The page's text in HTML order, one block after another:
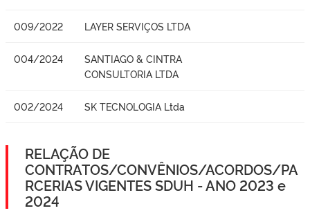
009/2022 LAYER SERVIÇOS LTDA
004/2024
SANTIAGO & CINTRA
CONSULTORIA LTDA
002/2024 SK TECNOLOGIA Ltda
RELAÇÃO DE
CONTRATOS/CONVÊNIOS/ACORDOS/PA
RCERIAS VIGENTES SDUH - ANO 2023 e
2024